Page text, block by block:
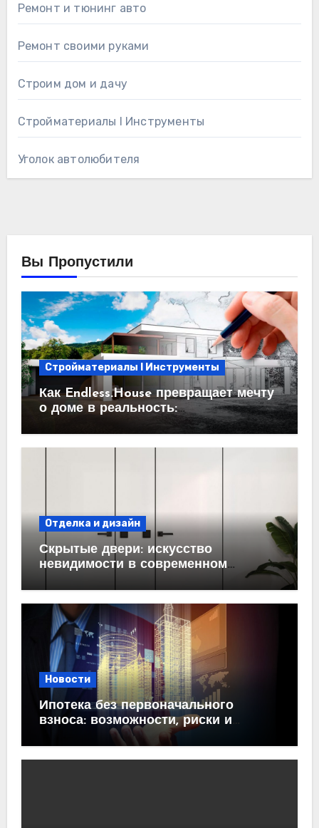
Ремонт и тюнинг авто
Ремонт своими руками
Строим дом и дачу
Стройматериалы l Инструменты
Уголок автолюбителя
Вы Пропустили
Стройматериалы l Инструменты
Как Endless.House превращает мечту
о доме в реальность:
проектирование под ключ
Отделка и дизайн
Скрытые двери: искусство
невидимости в современном
Новости
Ипотека без первоначального
взноса: возможности, риски и
практические рекомендации<